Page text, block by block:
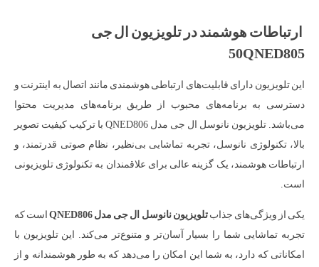
ارتباطات هوشمند در تلویزیون ال جی
50QNED805
این تلویزیون دارای قابلیت‌های ارتباطی هوشمندی مانند اتصال به اینترنت و
دسترسی به برنامه‌های محبوب از طریق برنامه‌های مدیریت محتوا
می‌باشد. تلویزیون نانوسل ال جی مدل QNED806 با ترکیب کیفیت تصویر
بالا، تکنولوژی نانوسل، تجربه تماشایی بی‌نظیر، نظام صوتی قدرتمند، و
ارتباطات هوشمند، یک گزینه عالی برای علاقمندان به تکنولوژی تلویزیونی
است.
یکی از ویژگی‌های جذابتلویزیون نانوسل ال جی مدل QNED806
است که
تجربه تماشایی شما را بسیار آسان‌تر و متنوع‌تر می‌کند. این تلویزیون با
امکاناتی که دارد، به شما این امکان را می‌دهد که به طور هوشمندانه و از